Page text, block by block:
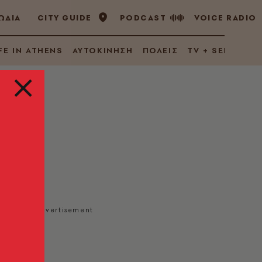
CITY GUIDE PODCAST VOICE RADIO
IN ATHENS ΑΥΤΟΚΙΝΗΣΗ ΠΟΛΕΙΣ TV + SERIES